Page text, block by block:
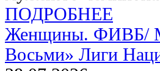
ПОДРОБНЕЕ
Женщины. ФИВБ/
Восьми» Лиги